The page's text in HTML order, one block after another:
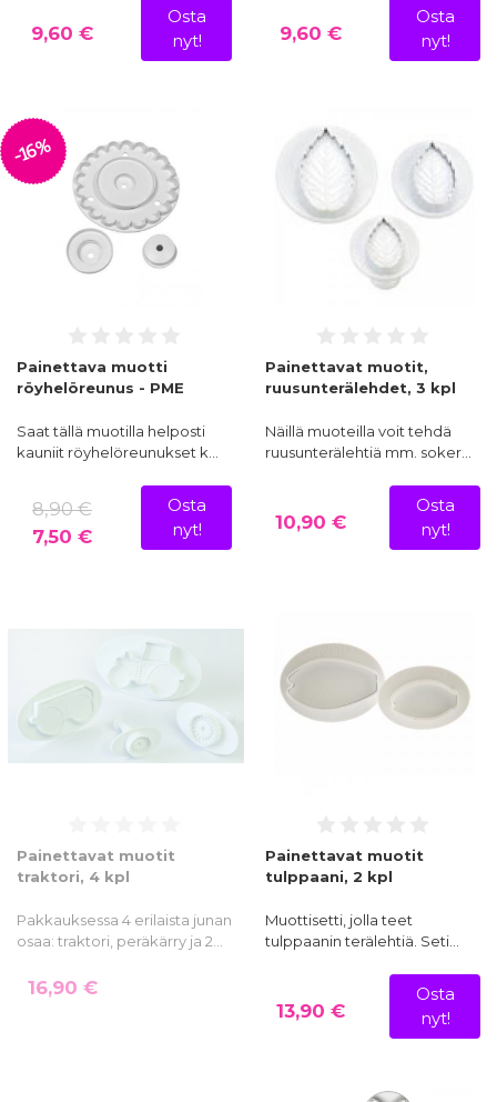
9,60 €
Osta
nyt!
9,60 €
Osta
nyt!
-16%
Painettava muotti
röyhelöreunus - PME
Saat tällä muotilla helposti
kauniit röyhelöreunukset k…
8,90 €
7,50 €
Osta
nyt!
Painettavat muotit,
ruusunterälehdet, 3 kpl
Näillä muoteilla voit tehdä
ruusunterälehtiä mm. soker…
10,90 €
Osta
nyt!
Painettavat muotit
traktori, 4 kpl
Pakkauksessa 4 erilaista junan
osaa: traktori, peräkärry ja 2…
16,90 €
Painettavat muotit
tulppaani, 2 kpl
Muottisetti, jolla teet
tulppaanin terälehtiä. Seti…
13,90 €
Osta
nyt!